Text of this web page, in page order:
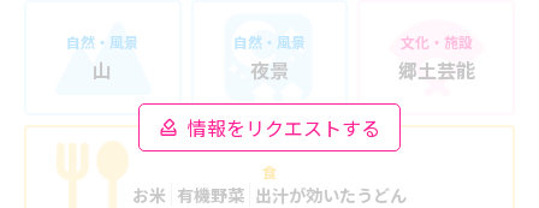
情報をリクエストする
自然・風景
山
自然・風景
夜景
文化・施設
郷土芸能
食
お米 有機野菜 出汁が効いたうどん